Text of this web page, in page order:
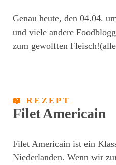
Genau heute, den 04.04.
und viele andere
zum gewolften
📖 REZEPT
Filet Americain
Filet Americain ist ein
Niederlanden. Wenn wir